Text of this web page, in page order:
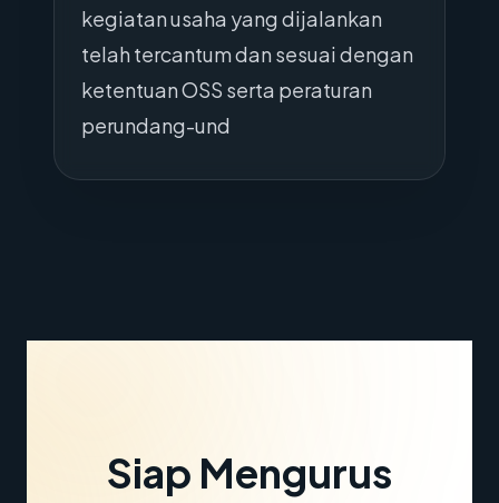
kegiatan usaha yang dijalankan
telah tercantum dan sesuai dengan
ketentuan OSS serta peraturan
perundang-und
Siap Mengurus